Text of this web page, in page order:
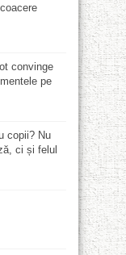
convinge
pe
copii? Nu
ci și felul